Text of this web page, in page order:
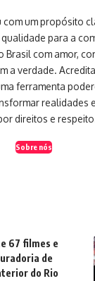
com um propósito
para a
Brasil com amor,
a verdade.
ferramenta
realidades
direitos e
Sobre nós
67 filmes e
de
do Rio